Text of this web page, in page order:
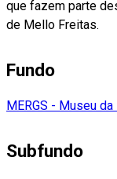
que fazem parte
de Mello Freitas.
Fundo
MERGS - Museu
Subfundo